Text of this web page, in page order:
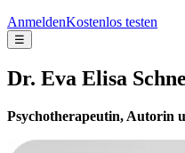
AnmeldenKostenlos testen
☰
Dr. Eva Elisa
Psychotherapeutin, Autorin